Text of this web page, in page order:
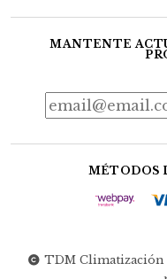
MANTENTE
MÉTODOS
TDM Climatización